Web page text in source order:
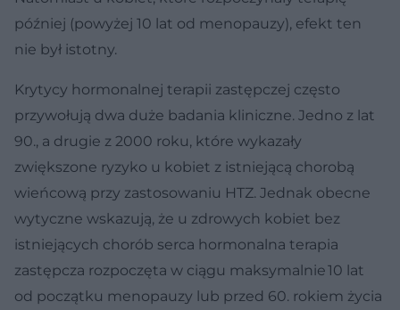
później (powyżej 10 lat od menopauzy), efekt ten
nie był istotny.
Krytycy hormonalnej terapii zastępczej często
przywołują dwa duże badania kliniczne. Jedno z lat
90., a drugie z 2000 roku, które wykazały
zwiększone ryzyko u kobiet z istniejącą chorobą
wieńcową przy zastosowaniu HTZ. Jednak obecne
wytyczne wskazują, że u zdrowych kobiet bez
istniejących chorób serca hormonalna terapia
zastępcza rozpoczęta w ciągu maksymalnie 10 lat
od początku menopauzy lub przed 60. rokiem życia